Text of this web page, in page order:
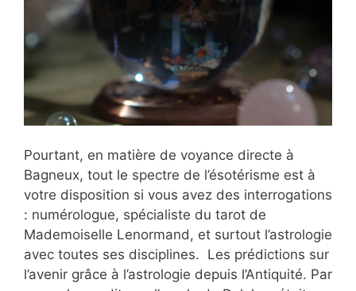
Pourtant, en matière de voyance directe à
Bagneux, tout le spectre de l’ésotérisme est à
votre disposition si vous avez des interrogations
: numérologue, spécialiste du tarot de
Mademoiselle Lenormand, et surtout l’astrologie
avec toutes ses disciplines. Les prédictions sur
l’avenir grâce à l’astrologie depuis l’Antiquité. Par